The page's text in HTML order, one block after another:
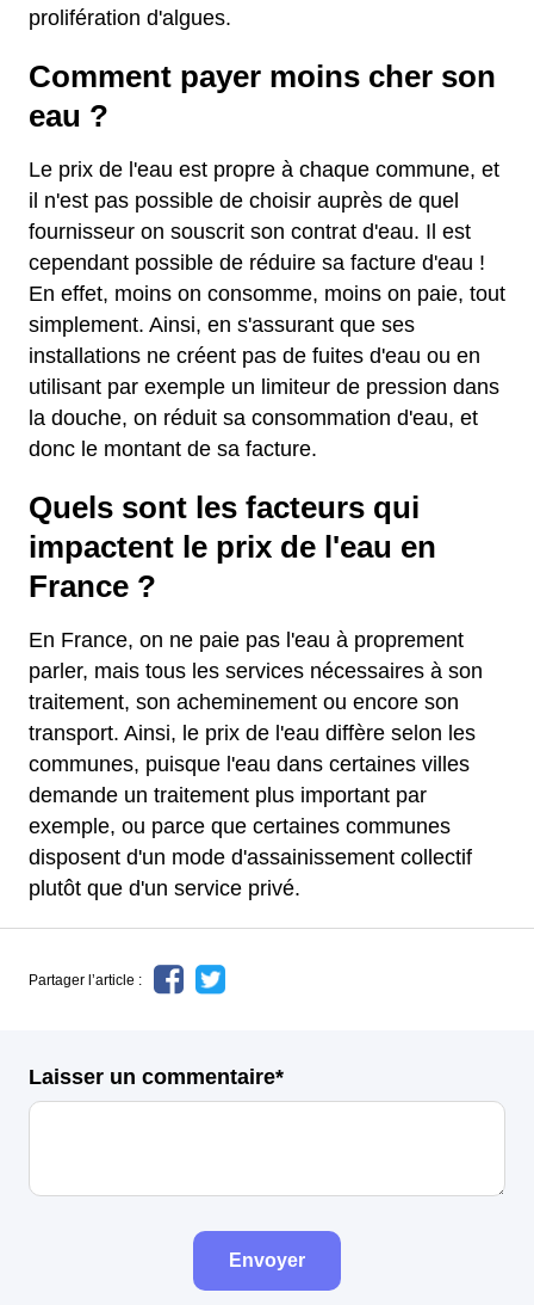
prolifération d'algues.
Comment payer moins cher son
eau ?
Le prix de l'eau est propre à chaque commune, et
il n'est pas possible de choisir auprès de quel
fournisseur on souscrit son contrat d'eau. Il est
cependant possible de réduire sa facture d'eau !
En effet, moins on consomme, moins on paie, tout
simplement. Ainsi, en s'assurant que ses
installations ne créent pas de fuites d'eau ou en
utilisant par exemple un limiteur de pression dans
la douche, on réduit sa consommation d'eau, et
donc le montant de sa facture.
Quels sont les facteurs qui
impactent le prix de l'eau en
France ?
En France, on ne paie pas l'eau à proprement
parler, mais tous les services nécessaires à son
traitement, son acheminement ou encore son
transport. Ainsi, le prix de l'eau diffère selon les
communes, puisque l'eau dans certaines villes
demande un traitement plus important par
exemple, ou parce que certaines communes
disposent d'un mode d'assainissement collectif
plutôt que d'un service privé.
Partager l’article :
Laisser un commentaire*
Envoyer